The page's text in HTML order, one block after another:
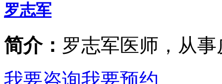
罗志军
简介： 罗志军医师，从事